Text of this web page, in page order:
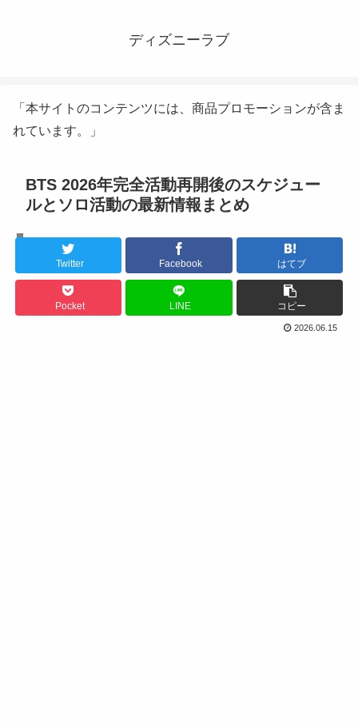
ディズニーラブ
「本サイトのコンテンツには、商品プロモーションが含ま
れています。」
BTS 2026年完全活動再開後のスケジュー
ルとソロ活動の最新情報まとめ
Twitter Facebook はてブ
Pocket LINE コピー
2026.06.15